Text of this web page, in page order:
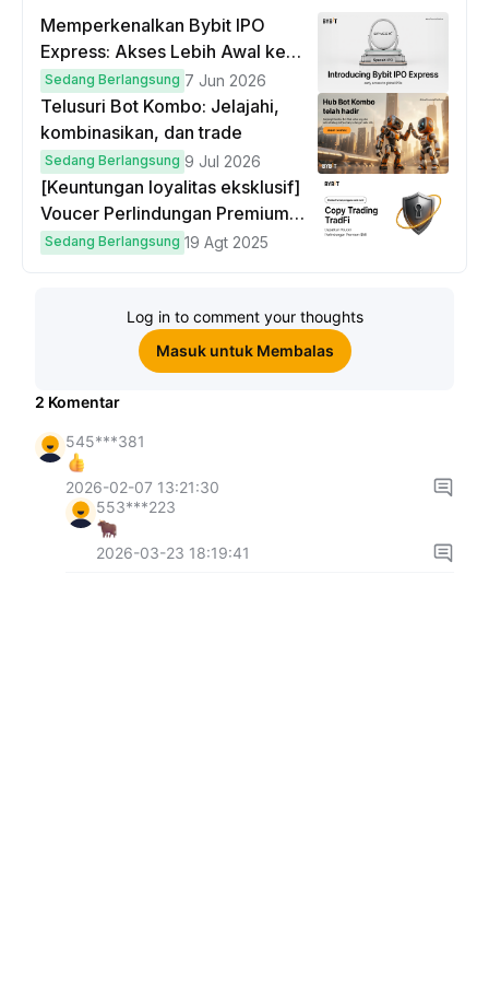
Memperkenalkan Bybit IPO
Express: Akses Lebih Awal ke
IPO Global!
Sedang Berlangsung 7 Jun 2026
Telusuri Bot Kombo: Jelajahi,
kombinasikan, dan trade
Sedang Berlangsung 9 Jul 2026
[Keuntungan loyalitas eksklusif]
Voucer Perlindungan Premium
hingga $50
Sedang Berlangsung 19 Agt 2025
Log in to comment your thoughts
Masuk untuk Membalas
2 Komentar
545***381
2026-02-07 13:21:30
553***223
2026-03-23 18:19:41